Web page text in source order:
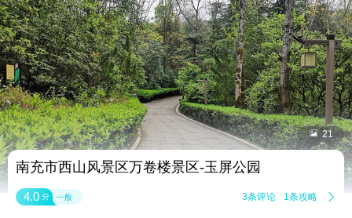
 21
南充市西山风景区万卷楼景区-玉屏公园
4.0 分 一般 3条评论 1条攻略 
